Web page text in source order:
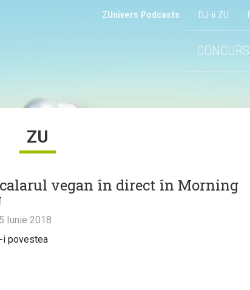
ZUnivers Podcasts DJ-ii ZU
ZU
vegan în direct în Morning
Iunie 2018
i povestea